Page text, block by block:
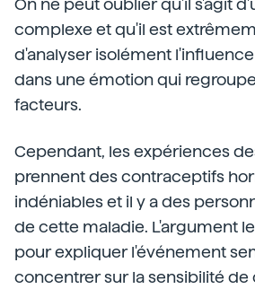
On ne peut oublier qu'il s'agit
complexe et qu'il est
d'analyser isolément
dans une émotion qui
facteurs.
Cependant, les expériences
prennent des contraceptifs
indéniables et il y a des
de cette maladie. L'argument
pour expliquer l'événement
concentrer sur la sensibilité